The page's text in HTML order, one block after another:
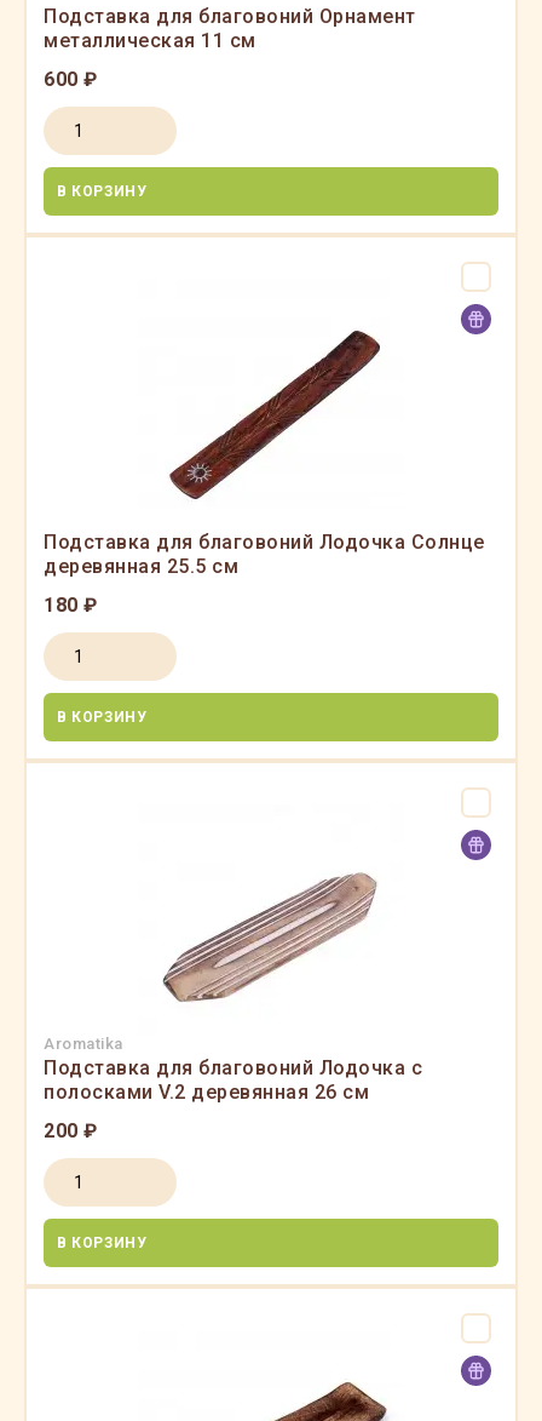
Подставка для благовоний Орнамент
металлическая 11 см
600 ₽
В КОРЗИНУ
Подставка для благовоний Лодочка Солнце
деревянная 25.5 см
180 ₽
В КОРЗИНУ
Aromatika
Подставка для благовоний Лодочка с
полосками V.2 деревянная 26 см
200 ₽
В КОРЗИНУ